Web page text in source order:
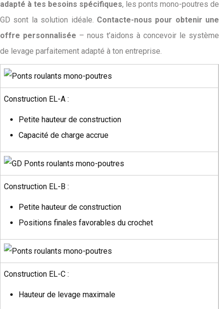
adapté à tes besoins spécifiques, les ponts mono-poutres de
GD sont la solution idéale. Contacte-nous pour obtenir une
offre personnalisée – nous t’aidons à concevoir le système
de levage parfaitement adapté à ton entreprise.
Construction EL-A :
Petite hauteur de construction
Capacité de charge accrue
Construction EL-B :
Petite hauteur de construction
Positions finales favorables du crochet
Construction EL-C :
Hauteur de levage maximale